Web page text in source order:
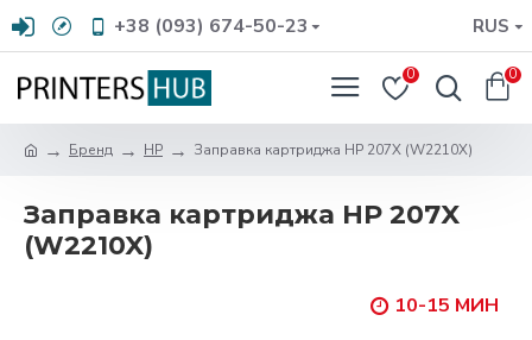
+38 (093) 674-50-23 RUS
0 0
Бренд HP Заправка картриджа HP 207X (W2210X)
Заправка картриджа HP 207X
(W2210X)
10-15 МИН